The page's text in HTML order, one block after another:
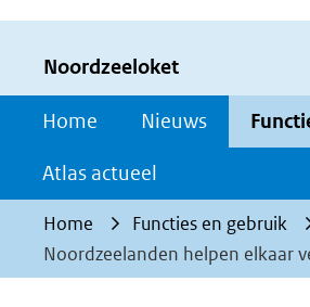
van
cookies
op
deze
website
worden
toegestaan
Noordzeeloket
Home Nieuws
Atlas actueel
Home Functies en gebruik
Noordzeelanden helpen elkaar